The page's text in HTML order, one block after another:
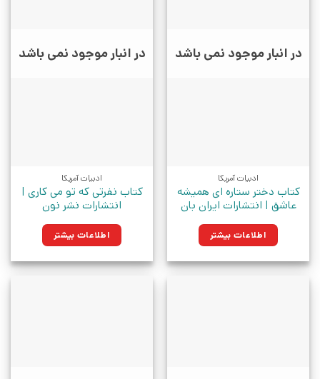
در انبار موجود نمی باشد
ادبیات آمریکا
کتاب دختر ستاره ای همیشه
عاشق | انتشارات ایران بان
اطلاعات بیشتر
در انبار موجود نمی باشد
ادبیات آمریکا
کتاب نفرتی که تو می کاری |
انتشارات نشر نون
اطلاعات بیشتر